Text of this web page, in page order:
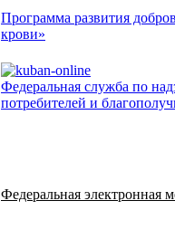
Программа развития
крови»
Федеральная служба по
потребителей и
Федеральная электронная